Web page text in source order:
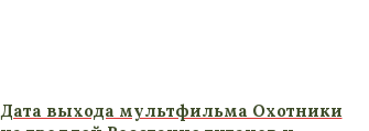
Дата выхода мультфильма Охотники